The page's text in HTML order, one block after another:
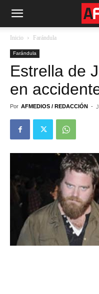
Inicio Farándula
Farándula
Estrella de
en
Por AFMEDIOS / REDACCIÓN -